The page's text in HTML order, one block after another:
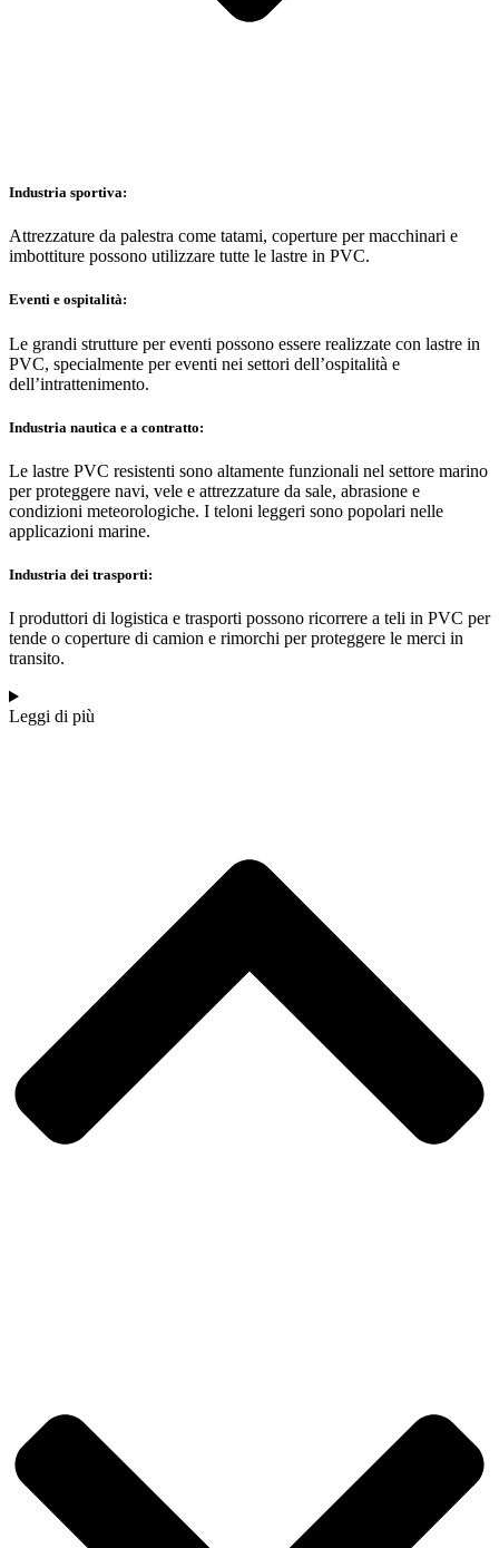
Industria sportiva:
Attrezzature da palestra come tatami, coperture per macchinari e
imbottiture possono utilizzare tutte le lastre in PVC.
Eventi e ospitalità:
Le grandi strutture per eventi possono essere realizzate con lastre in
PVC, specialmente per eventi nei settori dell’ospitalità e
dell’intrattenimento.
Industria nautica e a contratto:
Le lastre PVC resistenti sono altamente funzionali nel settore marino
per proteggere navi, vele e attrezzature da sale, abrasione e
condizioni meteorologiche. I teloni leggeri sono popolari nelle
applicazioni marine.
Industria dei trasporti:
I produttori di logistica e trasporti possono ricorrere a teli in PVC per
tende o coperture di camion e rimorchi per proteggere le merci in
transito.
Leggi di più